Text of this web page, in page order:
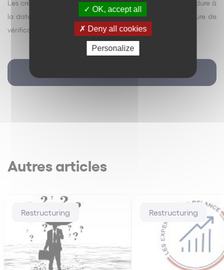
Les créances qui n’ont pas encore été admises à la procédure à
la date de résolution du plan seront soumises à la procédure de
vérification et d’admission de la deuxième procédure.
Autres articles
Restructuring Restructuring
OK, accept all
Deny all cookies
Personalize